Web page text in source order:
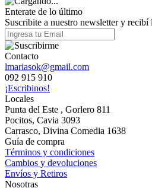
Enterate de lo último
Suscribite a nuestro newsletter y recibí
Contacto
lmariasok@gmail.com
092 915 910
¡Escribinos!
Locales
Punta del Este , Gorlero 811
Pocitos, Cavia 3093
Carrasco, Divina Comedia 1638
Guía de compra
Términos y condiciones
Cambios y devoluciones
Envíos y Retiros
Nosotras